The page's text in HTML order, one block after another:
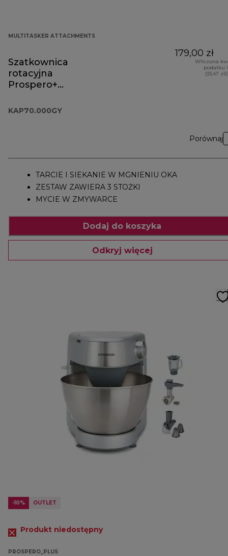
MULTITASKER ATTACHMENTS
Szatkownica
rotacyjna
Prospero+
KAP70.000GY
179,00 zł
Wliczona
podatku
(33,47
Porównaj
TARCIE I SIEKANIE W MGNIENIU OKA
ZESTAW ZAWIERA 3 STOŻKI
MYCIE W ZMYWARCE
Dodaj do koszyka
Odkryj więcej
-10% OUTLET
Produkt niedostępny
PROSPERO_PLUS